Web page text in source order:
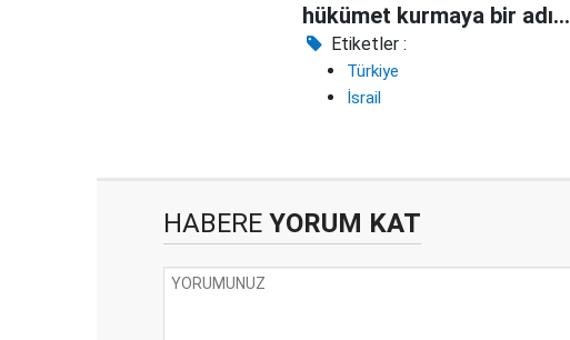
hükümet kurmaya bir adım
daha yaklaştı
Etiketler :
Türkiye
İsrail
HABERE YORUM KAT